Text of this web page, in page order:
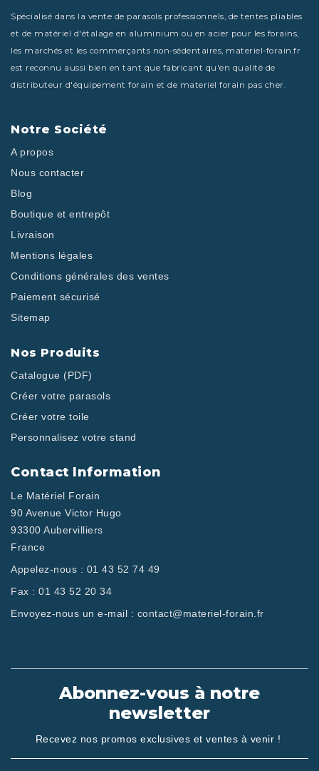
Spécialisé dans la vente de parasols professionnels, de tentes pliables
et de matériel d'étalage en aluminium ou en acier pour les forains,
les marchés et les commerçants non-sédentaires, materiel-forain.fr
est reconnu aussi bien en tant que fabricant qu'en qualité de
distributeur d'équipement forain et de materiel forain pas cher.
Notre Société
A propos
Nous contacter
Blog
Boutique et entrepôt
Livraison
Mentions légales
Conditions générales des ventes
Paiement sécurisé
Sitemap
Nos Produits
Catalogue (PDF)
Créer votre parasols
Créer votre toile
Personnalisez votre stand
Contact Information
Le Matériel Forain
90 Avenue Victor Hugo
93300 Aubervilliers
France
Appelez-nous : 01 43 52 74 49
Fax : 01 43 52 20 34
Envoyez-nous un e-mail : contact@materiel-forain.fr
Abonnez-vous à notre
newsletter
Recevez nos promos exclusives et ventes à venir !